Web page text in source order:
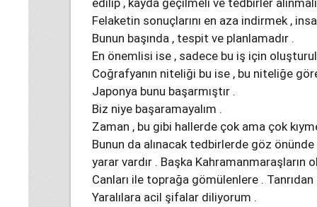
edilip , kayda geçilmeli ve tedbirler
Felaketin sonuçlarını en aza indirmek ,
Bunun başında , tespit ve planlamadır .
En önemlisi ise , sadece bu iş için
Coğrafyanın niteliği bu ise , bu niteliğe
Japonya bunu başarmıştır .
Biz niye başaramayalım .
Zaman , bu gibi hallerde çok ama çok
Bunun da alınacak tedbirlerde göz
yarar vardır . Başka Kahramanmaraşların
Canları ile toprağa gömülenlere .
Yaralılara acil şifalar diliyorum .